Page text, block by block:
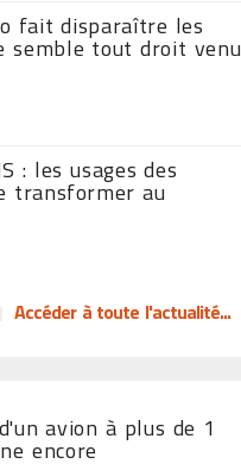
fait disparaître les
semble tout droit venu
: les usages des
transformer au
Accéder à toute l'actualité...
avion à plus de 1
encore